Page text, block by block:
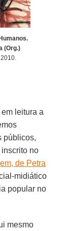
(Org.)
leitura a
públicos,
inscrito no
de Petra
midiático
popular no
mesmo